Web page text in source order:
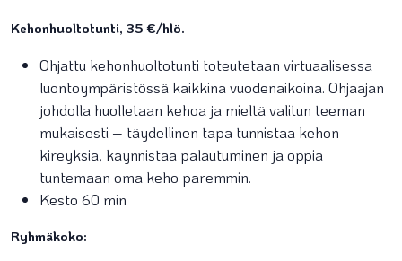
Kehonhuoltotunti, 35 €/hlö.
Ohjattu kehonhuoltotunti toteutetaan virtuaalisessa
luontoympäristössä kaikkina vuodenaikoina. Ohjaajan
johdolla huolletaan kehoa ja mieltä valitun teeman
mukaisesti – täydellinen tapa tunnistaa kehon
kireyksiä, käynnistää palautuminen ja oppia
tuntemaan oma keho paremmin.
Kesto 60 min
Ryhmäkoko: